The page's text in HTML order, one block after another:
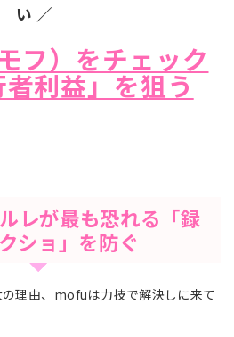
い ／
フ）をチェック
利益」を狙う
レが最も恐れる「録
ショ」を防ぐ
理由、mofuは力技で解決しに来て